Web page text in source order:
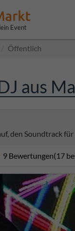
Event
Öffentlich
aus
den Soundtrack
9 Bewertungen(17